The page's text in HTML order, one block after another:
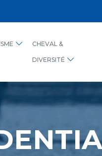
CHEVAL &
DIVERSITÉ